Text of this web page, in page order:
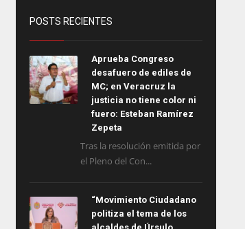
POSTS RECIENTES
Aprueba Congreso
desafuero de ediles de
MC; en Veracruz la
justicia no tiene color ni
fuero: Esteban Ramírez
Zepeta
Tras la resolución emitida por
el Pleno del Con...
“Movimiento Ciudadano
politiza el tema de los